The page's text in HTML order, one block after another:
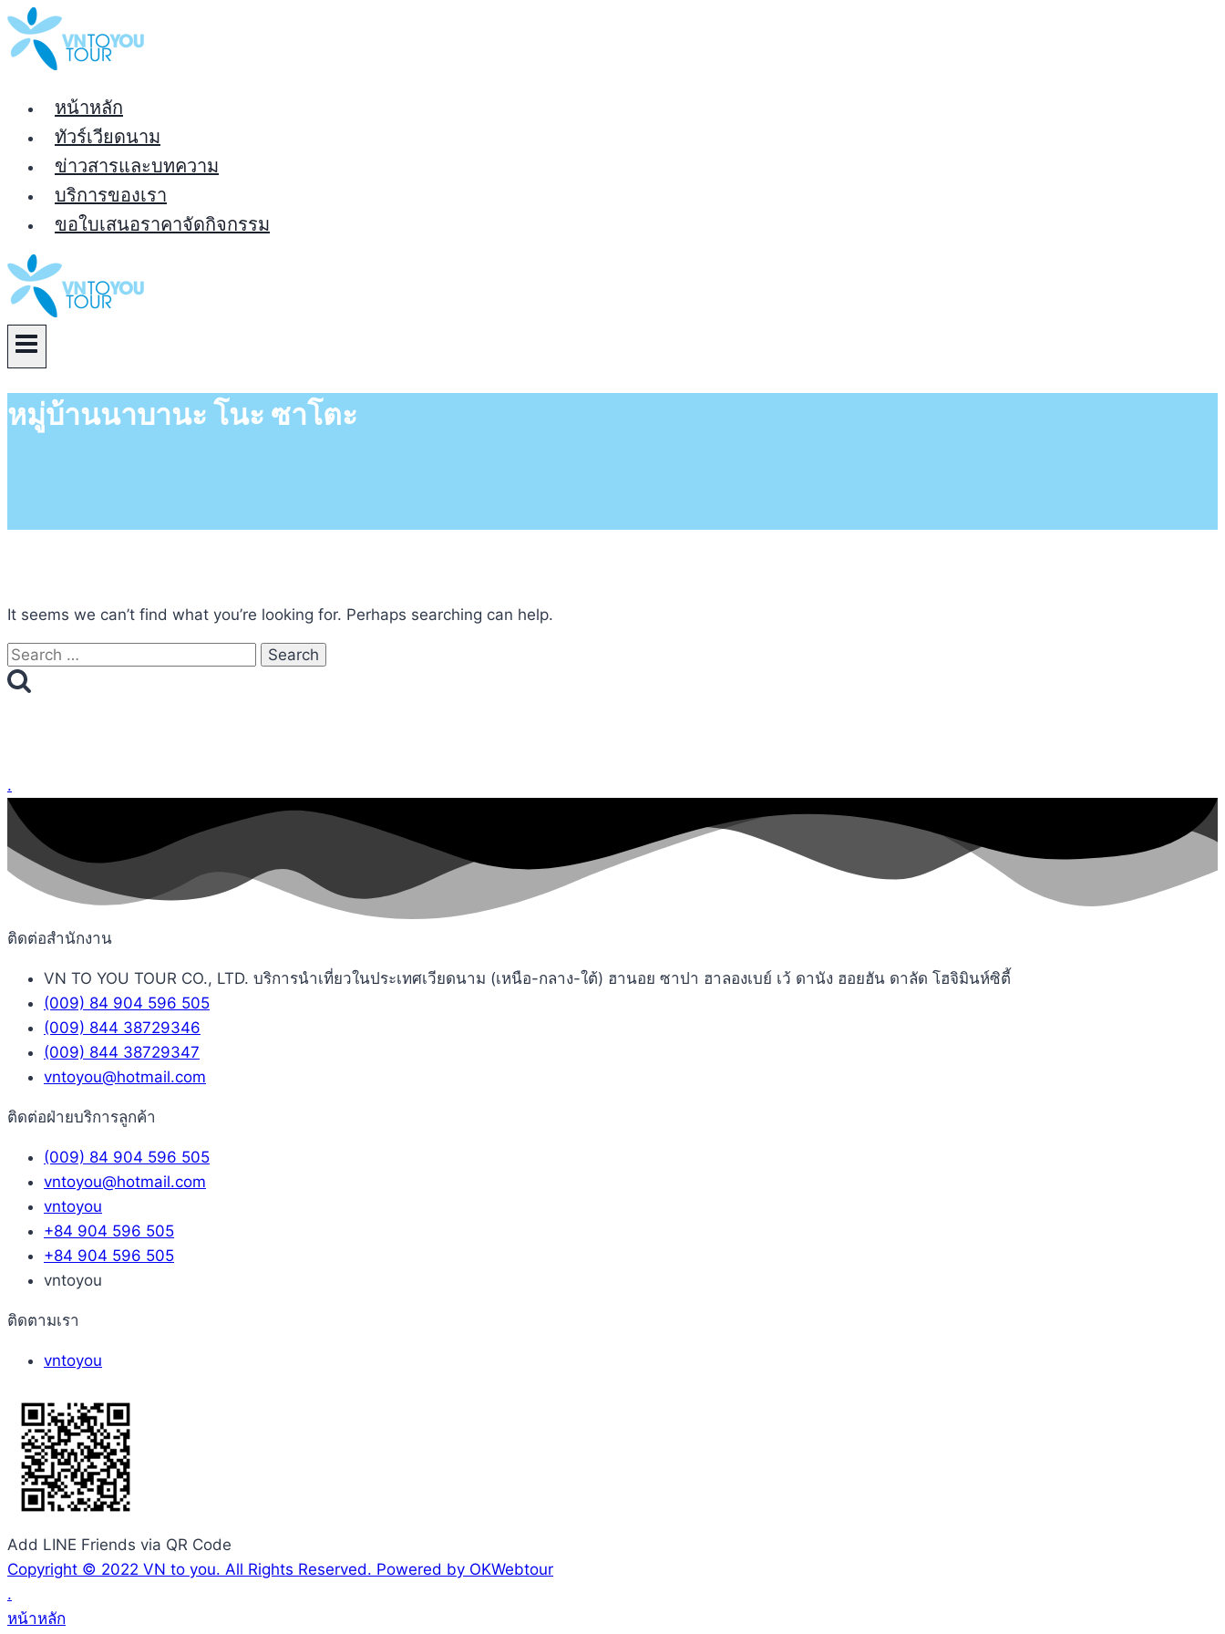
Skip
to
content
หน้าหลัก
ทัวร์เวียดนาม
ข่าวสารและบทความ
บริการของเรา
ขอใบเสนอราคาจัดกิจกรรม
หมู่บ้านนาบานะ โนะ ซาโตะ
It seems we can’t find what you’re looking for. Perhaps searching can help.
Search
for:
.
ติดต่อสำนักงาน
VN TO YOU TOUR CO., LTD. บริการนำเที่ยวในประเทศเวียดนาม (เหนือ-กลาง-ใต้) ฮานอย ซาปา ฮาลองเบย์ เว้ ดานัง ฮอยฮัน ดาลัด โฮจิมินห์ซิตี้
(009) 84 904 596 505
(009) 844 38729346
(009) 844 38729347
vntoyou@hotmail.com
ติดต่อฝ่ายบริการลูกค้า
(009) 84 904 596 505
vntoyou@hotmail.com
vntoyou
+84 904 596 505
+84 904 596 505
vntoyou
ติดตามเรา
vntoyou
Add LINE Friends via QR Code
Copyright © 2022 VN to you. All Rights Reserved. Powered by OKWebtour
.
หน้าหลัก